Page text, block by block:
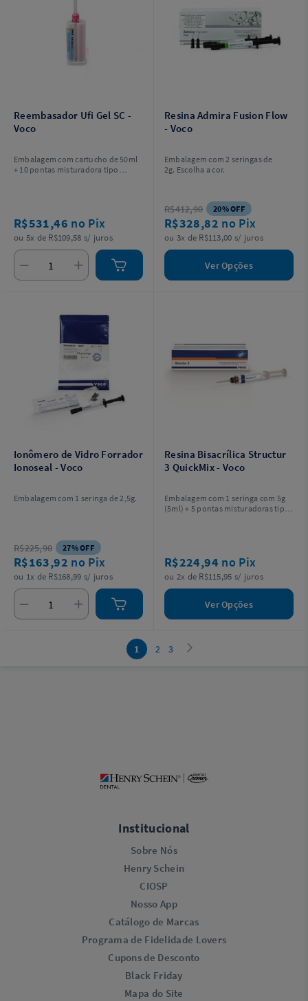
Reembasador Ufi Gel SC -
Voco
Embalagem com cartucho de 50ml
+ 10 pontas misturadora tipo
R$531,46 no Pix
ou 5x de R$109,58 s/ juros
Resina Admira Fusion Flow
- Voco
Embalagem com 2 seringas de
2g. Escolha a cor.
R$412,90 20% OFF
R$328,82 no Pix
ou 3x de R$113,00 s/ juros
Ver Opções
Ionômero de Vidro Forrador
Ionoseal - Voco
Embalagem com 1 seringa de 2,5g.
R$225,90 27% OFF
R$163,92 no Pix
ou 1x de R$168,99 s/ juros
Resina Bisacrílica Structur
3 QuickMix - Voco
Embalagem com 1 seringa com 5g
(5ml) + 5 pontas misturadoras tipo
R$224,94 no Pix
ou 2x de R$115,95 s/ juros
Ver Opções
1 2 3
Institucional
Sobre Nós
Henry Schein
CIOSP
Nosso App
Catálogo de Marcas
Programa de Fidelidade Lovers​
Cupons de Desconto
Black Friday
Mapa do Site